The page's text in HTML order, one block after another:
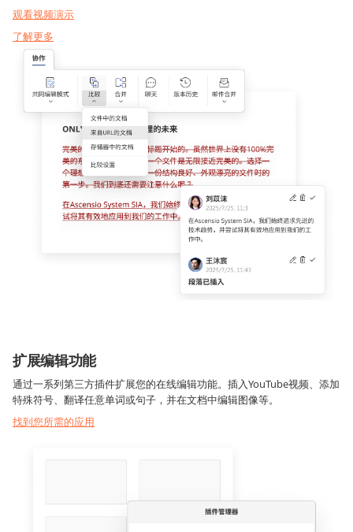
观看视频演示
了解更多
扩展编辑功能
通过一系列第三方插件扩展您的在线编辑功能。插入YouTube视频、添加
特殊符号、翻译任意单词或句子，并在文档中编辑图像等。
找到您所需的应用